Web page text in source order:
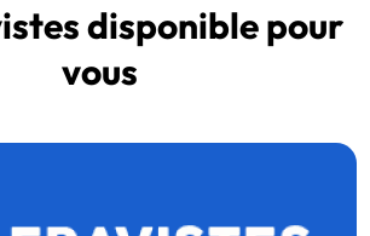
disponible pour
vous